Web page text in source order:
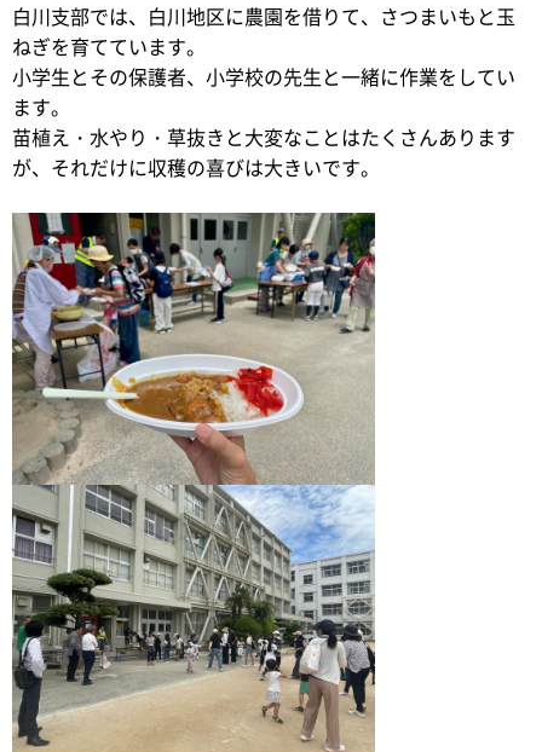
白川支部では、白川地区に農園を借りて、さつまいもと玉
ねぎを育てています。
小学生とその保護者、小学校の先生と一緒に作業をしてい
ます。
苗植え・水やり・草抜きと大変なことはたくさんあります
が、それだけに収穫の喜びは大きいです。